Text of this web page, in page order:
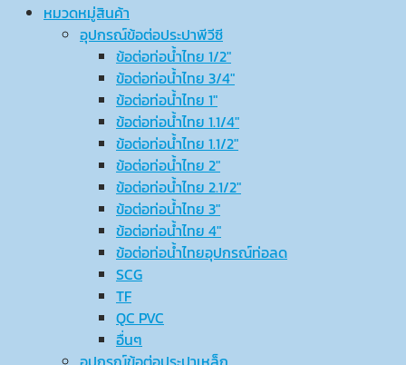
หมวดหมู่สินค้า
อุปกรณ์ข้อต่อประปาพีวีซี
ข้อต่อท่อน้ำไทย 1/2″
ข้อต่อท่อน้ำไทย 3/4″
ข้อต่อท่อน้ำไทย 1″
ข้อต่อท่อน้ำไทย 1.1/4″
ข้อต่อท่อน้ำไทย 1.1/2″
ข้อต่อท่อน้ำไทย 2″
ข้อต่อท่อน้ำไทย 2.1/2″
ข้อต่อท่อน้ำไทย 3″
ข้อต่อท่อน้ำไทย 4″
ข้อต่อท่อน้ำไทยอุปกรณ์ท่อลด
SCG
TF
QC PVC
อื่นๆ